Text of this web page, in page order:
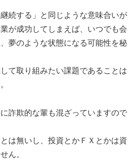
続する」と同じような意味合いが
が成功してしまえば、いつでも会
夢のような状態になる可能性を秘
て取り組みたい課題であることは
詐欺的な輩も混ざっていますので
は無いし、投資とかＦＸとかは資
ん。